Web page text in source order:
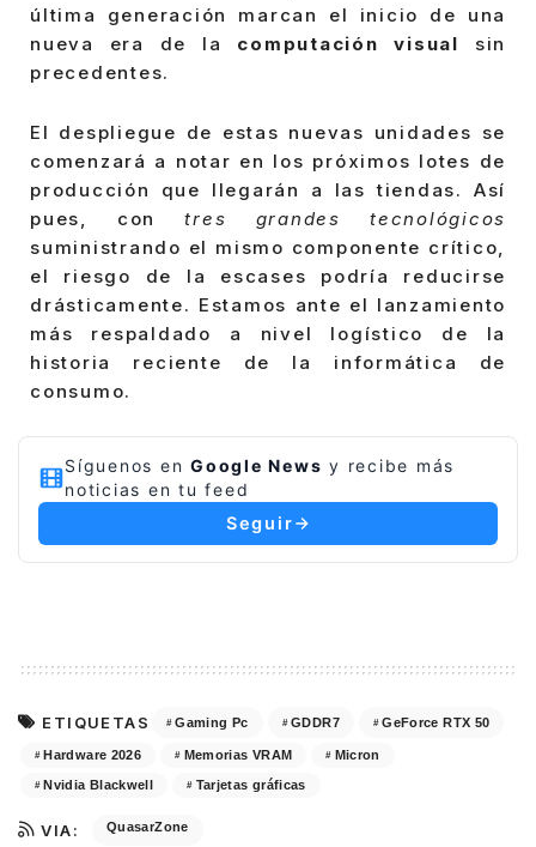
última generación marcan el inicio de una
nueva era de la computación visual
sin
precedentes.
El despliegue de estas nuevas unidades se
comenzará a notar en los próximos lotes de
producción que llegarán a las tiendas. Así
pues, contres grandes tecnológicos
suministrando el mismo componente crítico,
el riesgo de la escases podría reducirse
drásticamente. Estamos ante el lanzamiento
más respaldado a nivel logístico de la
historia reciente de la informática de
consumo.
Síguenos en Google News y recibe más
noticias en tu feed
Seguir
ETIQUETAS Gaming Pc GDDR7 GeForce RTX 50
Hardware 2026 Memorias VRAM Micron
Nvidia Blackwell Tarjetas gráficas
VIA: QuasarZone